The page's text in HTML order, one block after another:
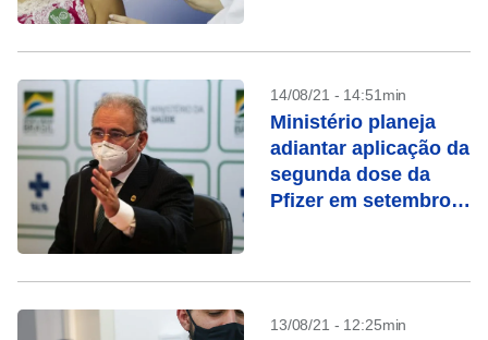
14/08/21 - 14:51min
Ministério planeja
adiantar aplicação da
segunda dose da
Pfizer em setembro,
13/08/21 - 12:25min